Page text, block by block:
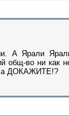
А Ярали
общ-во ни как
а ДОКАЖИТЕ!?